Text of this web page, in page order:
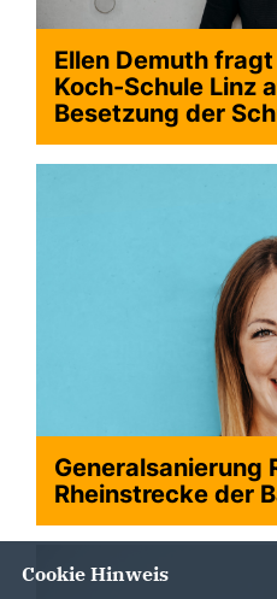
Ellen Demuth
Koch-Schule Linz
Besetzung der
Generalsanierung
Rheinstrecke der
Cookie Hinweis